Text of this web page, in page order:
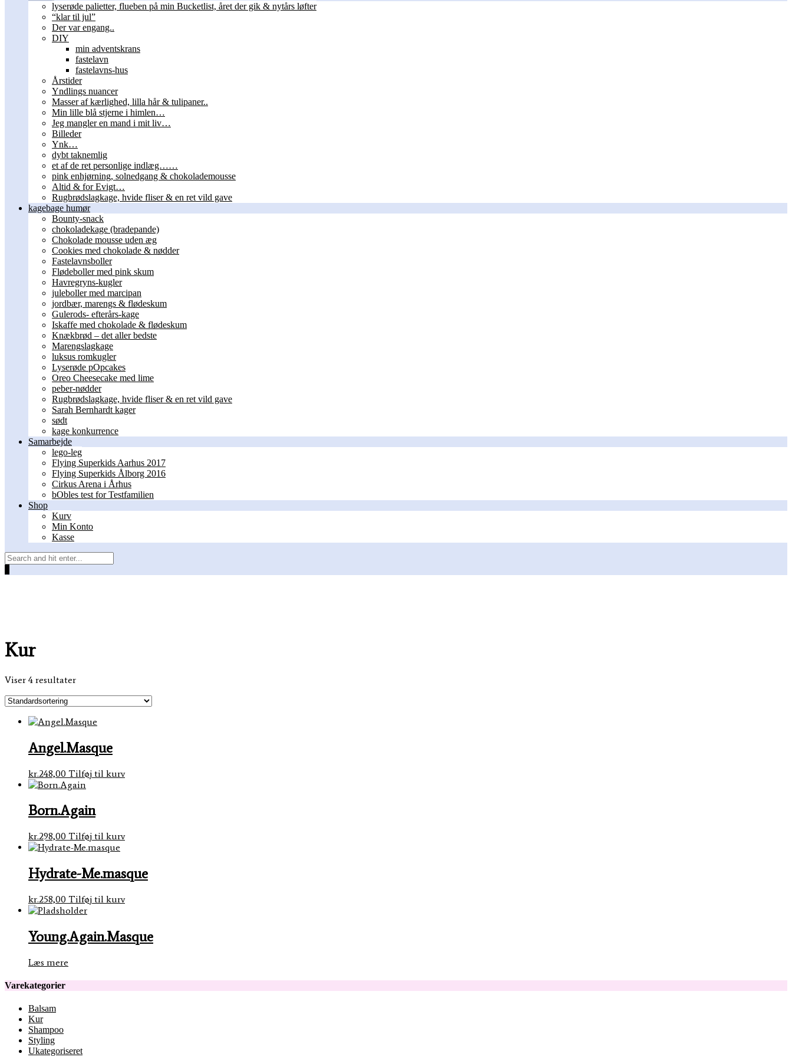
lyserøde palietter, flueben på min Bucketlist, året der gik & nytårs løfter
“klar til jul”
Der var engang..
DIY
min adventskrans
fastelavn
fastelavns-hus
Årstider
Yndlings nuancer
Masser af kærlighed, lilla hår & tulipaner..
Min lille blå stjerne i himlen…
Jeg mangler en mand i mit liv…
Billeder
Ynk…
dybt taknemlig
et af de ret personlige indlæg……
pink enhjørning, solnedgang & chokolademousse
Altid & for Evigt…
Rugbrødslagkage, hvide fliser & en ret vild gave
kagebage humør
Bounty-snack
chokoladekage (bradepande)
Chokolade mousse uden æg
Cookies med chokolade & nødder
Fastelavnsboller
Flødeboller med pink skum
Havregryns-kugler
juleboller med marcipan
jordbær, marengs & flødeskum
Gulerods- efterårs-kage
Iskaffe med chokolade & flødeskum
Knækbrød – det aller bedste
Marengslagkage
luksus romkugler
Lyserøde pOpcakes
Oreo Cheesecake med lime
peber-nødder
Rugbrødslagkage, hvide fliser & en ret vild gave
Sarah Bernhardt kager
sødt
kage konkurrence
Samarbejde
lego-leg
Flying Superkids Aarhus 2017
Flying Superkids Ålborg 2016
Cirkus Arena i Århus
bObles test for Testfamilien
Shop
Kurv
Min Konto
Kasse
Kur
Viser 4 resultater
Angel.Masque
kr.248,00 Tilføj til kurv
Born.Again
kr.298,00 Tilføj til kurv
Hydrate-Me.masque
kr.258,00 Tilføj til kurv
Young.Again.Masque
Læs mere
Varekategorier
Balsam
Kur
Shampoo
Styling
Ukategoriseret